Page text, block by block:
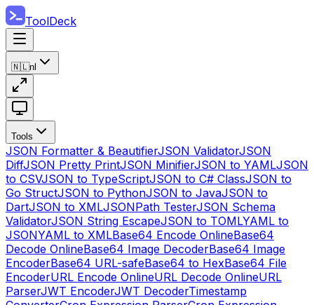
ToolDeck
🇳🇱nl
Tools
JSON Formatter & BeautifierJSON ValidatorJSON
DiffJSON Pretty PrintJSON MinifierJSON to YAMLJSON
to CSVJSON to TypeScriptJSON to C# ClassJSON to
Go StructJSON to PythonJSON to JavaJSON to
DartJSON to XMLJSONPath TesterJSON Schema
ValidatorJSON String EscapeJSON to TOMLYAML to
JSONYAML to XMLBase64 Encode OnlineBase64
Decode OnlineBase64 Image DecoderBase64 Image
EncoderBase64 URL-safeBase64 to HexBase64 File
EncoderURL Encode OnlineURL Decode OnlineURL
ParserJWT EncoderJWT DecoderTimestamp